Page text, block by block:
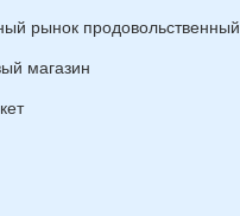
рынок продовольственный
магазин